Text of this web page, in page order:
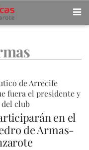
de Arrecife
fuera el presidente y
club
en el
de Armas-